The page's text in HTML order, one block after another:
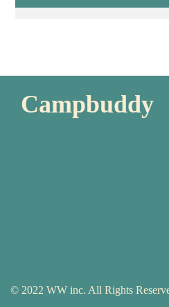
Campbuddy
© 2022 WW inc. All Rights